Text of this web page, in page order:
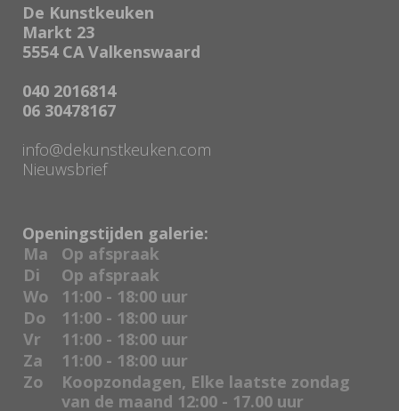
De Kunstkeuken
Markt 23
5554 CA Valkenswaard
040 2016814
06 30478167
info@dekunstkeuken.com
Nieuwsbrief
Openingstijden galerie:
Ma
Op afspraak
Di
Op afspraak
Wo
11:00 - 18:00 uur
Do
11:00 - 18:00 uur
Vr
11:00 - 18:00 uur
Za
11:00 - 18:00 uur
Zo
Koopzondagen, Elke laatste zondag
van de maand 12:00 - 17.00 uur